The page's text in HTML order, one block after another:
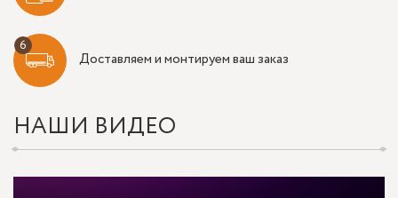
Доставляем и монтируем ваш заказ
НАШИ ВИДЕО